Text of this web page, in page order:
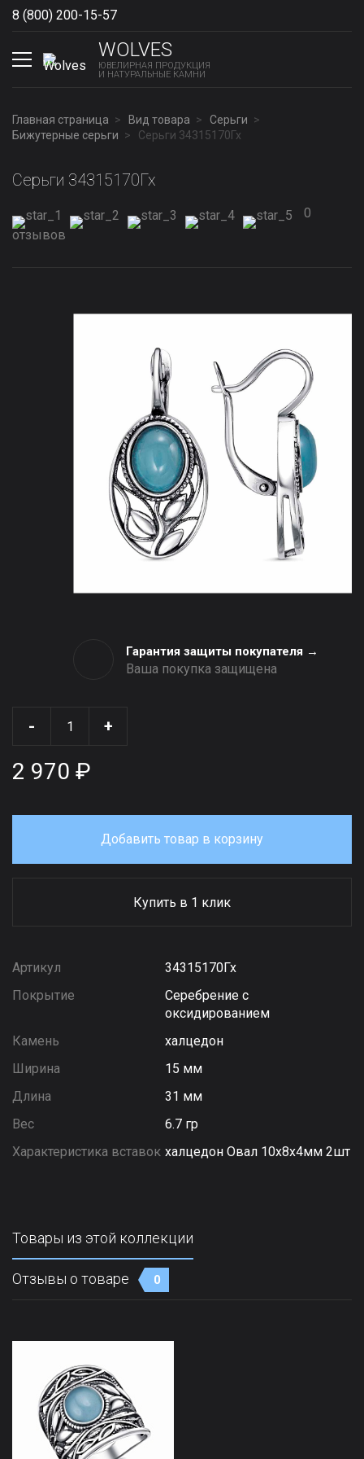
8 (800) 200-15-57
WOLVES
ЮВЕЛИРНАЯ ПРОДУКЦИЯ
И НАТУРАЛЬНЫЕ КАМНИ
Главная страница Вид товара
Серьги
Бижутерные серьги
Серьги 34315170Гх
Серьги 34315170Гх
0
отзывов
Гарантия защиты покупателя →
Ваша покупка защищена
- +
2 970 ₽
Добавить товар в корзину
Купить в 1 клик
Артикул
34315170Гх
Покрытие
Серебрение с
оксидированием
Камень
халцедон
Ширина
15 мм
Длина
31 мм
Вес
6.7 гр
Характеристика вставок халцедон Овал 10х8х4мм 2шт
Товары из этой коллекции
Отзывы о товаре 0